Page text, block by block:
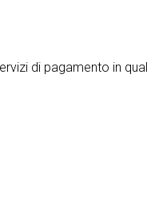
di pagamento in